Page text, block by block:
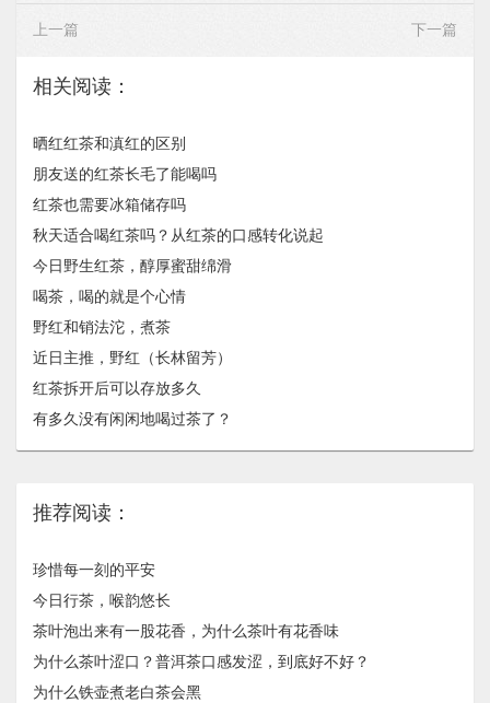
上一篇 下一篇
相关阅读：
晒红红茶和滇红的区别
朋友送的红茶长毛了能喝吗
红茶也需要冰箱储存吗
秋天适合喝红茶吗？从红茶的口感转化说起
今日野生红茶，醇厚蜜甜绵滑
喝茶，喝的就是个心情
野红和销法沱，煮茶
近日主推，野红（长林留芳）
红茶拆开后可以存放多久
有多久没有闲闲地喝过茶了？
推荐阅读：
珍惜每一刻的平安
今日行茶，喉韵悠长
茶叶泡出来有一股花香，为什么茶叶有花香味
为什么茶叶涩口？普洱茶口感发涩，到底好不好？
为什么铁壶煮老白茶会黑